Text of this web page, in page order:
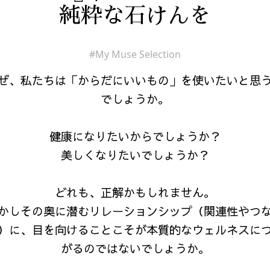
純粋な石けんを
#My Muse Selection
、私たちは「からだにいいもの」を使いたいと思
でしょうか。
健康になりたいからでしょうか？
美しくなりたいでしょうか？
どれも、正解かもしれません。
しその奥に潜むリレーションシップ（関連性やつ
に、目を向けることこそが本質的なウェルネスに
がるのではないでしょうか。